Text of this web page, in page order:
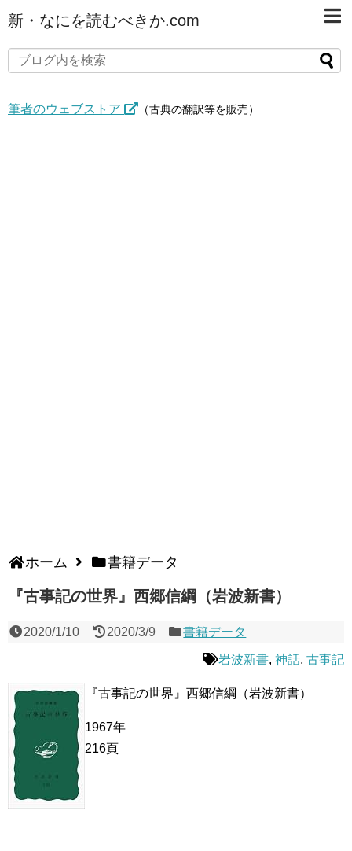
新・なにを読むべきか.com
筆者のウェブストア （古典の翻訳等を販売）
ホーム 書籍データ
『古事記の世界』西郷信綱（岩波新書）
2020/1/10 2020/3/9 書籍データ
岩波新書, 神話, 古事記
『古事記の世界』西郷信綱（岩波新書）
1967年
216頁